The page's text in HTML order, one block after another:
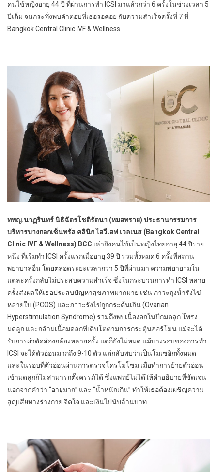
คนไข้หญิงอายุ 44 ปี ที่ผ่านการทำ ICSI มาแล้วกว่า 6 ครั้งในช่วงเวลา 5
ปีเต็ม จนกระทั่งพบคำตอบที่เธอรอคอย กับความสำเร็จครั้งที่ 7 ที่
Bangkok Central Clinic IVF & Wellness
ทพญ.นาฏรินทร์ นิธิฉัตรโชติรัตนา (หมอทราย) ประธานกรรมการ
บริหารบางกอกเซ็นทรัล คลินิก ไอวีเอฟ เวลเนส (Bangkok Central
Clinic IVF & Wellness) BCC เล่าถึงคนไข้เป็นหญิงไทยอายุ 44 ปีราย
หนึ่ง ที่เริ่มทำ ICSI ครั้งแรกเมื่ออายุ 39 ปี รวมทั้งหมด 6 ครั้งที่สถาน
พยาบาลอื่น โดยตลอดระยะเวลากว่า 5 ปีที่ผ่านมา ความพยายามใน
แต่ละครั้งกลับไม่ประสบความสำเร็จ ซึ่งในกระบวนการทำ ICSI หลาย
ครั้งส่งผลให้เธอประสบปัญหาสุขภาพมากมาย เช่น ภาวะถุงน้ำรังไข่
หลายใบ (PCOS) และภาวะรังไข่ถูกกระตุ้นเกิน (Ovarian
Hyperstimulation Syndrome) รวมถึงพบเนื้องอกในปีกมดลูก โพรง
มดลูก และกล้ามเนื้อมดลูกที่เติบโตตามการกระตุ้นฮอร์โมน แม้จะได้
รับการผ่าตัดส่องกล้องหลายครั้ง แต่ก็ยังไม่หมด แม้บางรอบของการทำ
ICSI จะได้ตัวอ่อนมากถึง 9-10 ตัว แต่กลับพบว่าเป็นโมเซอิกทั้งหมด
และในรอบที่ตัวอ่อนผ่านการตรวจโครโมโซม เมื่อทำการย้ายตัวอ่อน
เข้ามดลูกก็ไม่สามารถตั้งครรภ์ได้ ซึ่งแพทย์ไม่ได้ให้คำอธิบายที่ชัดเจน
นอกจากคำว่า “อายุมาก” และ “น้ำหนักเกิน” ทำให้เธอต้องเผชิญความ
สูญเสียทางร่างกาย จิตใจ และเงินไปนับล้านบาท